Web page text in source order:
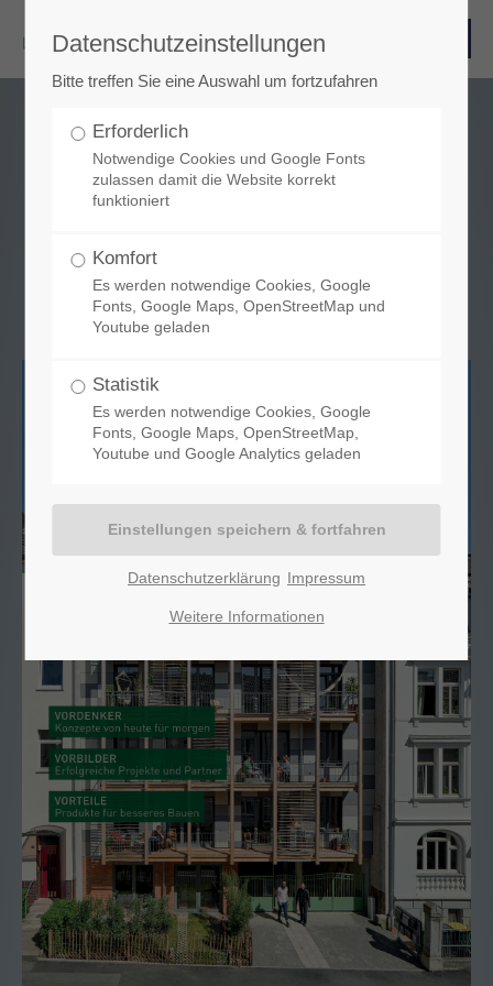
Login
Register|Lost your password?
/ 365days
We offer support for our customers
Mon - Fri 8:00am - 5:00pm
(GMT +1)
Get in touch
Cybersteel Inc.
376-293 City Road, Suite 600
San Francisco, CA 94102
Have any questions?
+44 1234 567 890
Freude am Bauen - Mehr Wissen
Datenschutzeinstellungen
Bitte treffen Sie eine Auswahl um fortzufahren
Erforderlich
Notwendige Cookies und Google Fonts
zulassen damit die Website korrekt
funktioniert
Komfort
Es werden notwendige Cookies, Google
Fonts, Google Maps, OpenStreetMap und
Youtube geladen
Statistik
Es werden notwendige Cookies, Google
Fonts, Google Maps, OpenStreetMap,
Youtube und Google Analytics geladen
Datenschutzerklärung Impressum
Weitere Informationen